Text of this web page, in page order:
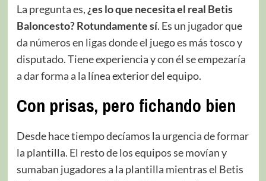
La pregunta es, ¿es lo que necesita el real Betis
Baloncesto? Rotundamente sí. Es un jugador que
da números en ligas donde el juego es más tosco y
disputado. Tiene experiencia y con él se empezaría
a dar forma a la línea exterior del equipo.
Con prisas, pero fichando bien
Desde hace tiempo decíamos la urgencia de formar
la plantilla. El resto de los equipos se movían y
sumaban jugadores a la plantilla mientras el Betis